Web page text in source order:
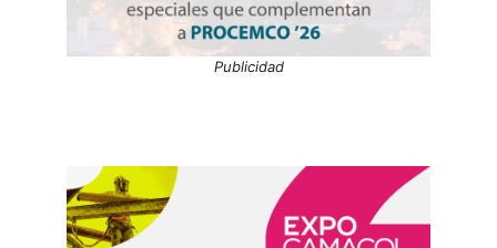
Publicidad